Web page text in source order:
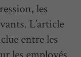
les
L’article
entre les
les employés